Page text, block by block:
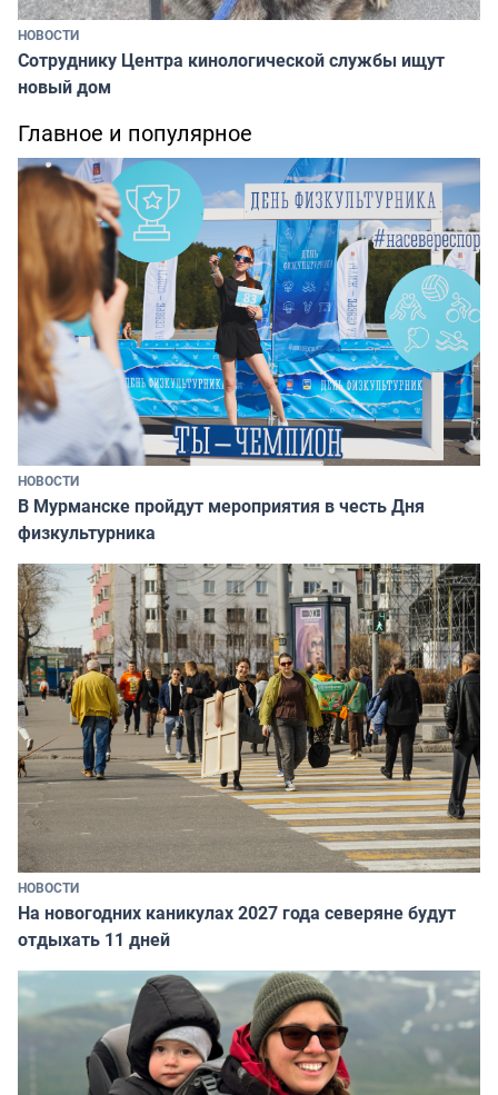
НОВОСТИ
Сотруднику Центра кинологической службы ищут
новый дом
Главное и популярное
НОВОСТИ
В Мурманске пройдут мероприятия в честь Дня
физкультурника
НОВОСТИ
На новогодних каникулах 2027 года северяне будут
отдыхать 11 дней